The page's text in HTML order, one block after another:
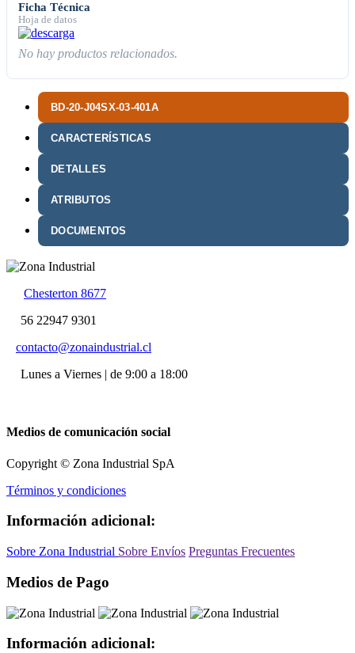
BD-20-J04SX-03-401A
CARACTERÍSTICAS
DETALLES
ATRIBUTOS
DOCUMENTOS
Ficha Técnica
Hoja de datos
No hay productos relacionados.
Chesterton 8677
56 22947 9301
contacto@zonaindustrial.cl
Lunes a Viernes | de 9:00 a 18:00
Medios de comunicación social
Copyright © Zona Industrial SpA
Términos y condiciones
Información adicional:
Sobre Zona Industrial Sobre Envíos Preguntas Frecuentes
Medios de Pago
Información adicional: